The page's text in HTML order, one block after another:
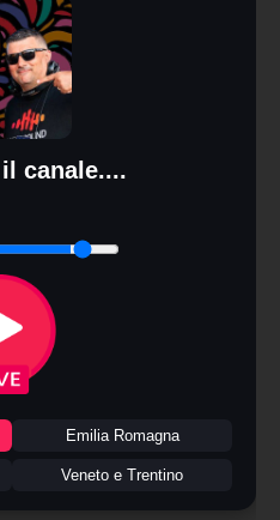
canale....
Emilia Romagna
Veneto e Trentino